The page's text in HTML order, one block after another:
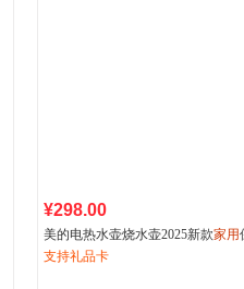
¥298.00
美的电热水壶烧水壶2025新款家用
温一体316L开水恒温壶2L大容量
支持礼品卡